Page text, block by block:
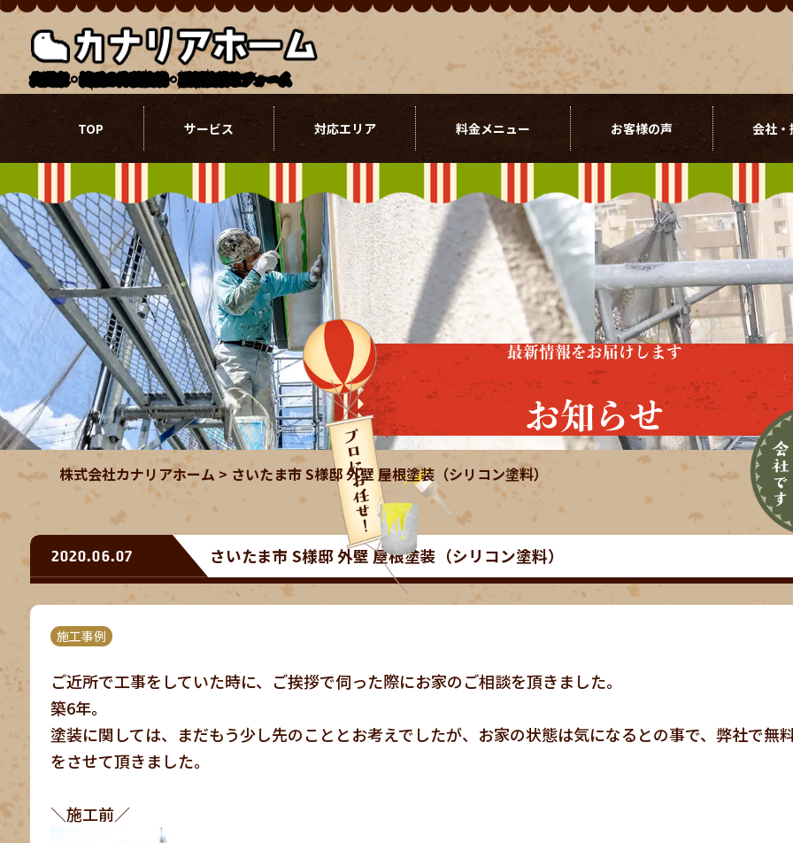
北関東・埼玉の外壁塗装・屋根塗装リフォーム
TOP サービス 対応エリア 料金メニュー お客様の声 会社
最新情報をお届けします
お知らせ
株式会社カナリアホーム > さいたま市 S様邸 外壁 屋根塗装（シリコン塗料）
2020.06.07 さいたま市 S様邸 外壁 屋根塗装（シリコン塗料）
施工事例
ご近所で工事をしていた時に、ご挨拶で伺った際にお家のご相談を頂きました。
築6年。
塗装に関しては、まだもう少し先のこととお考えでしたが、お家の状態は気になるとの事で、弊社で無
をさせて頂きました。
＼施工前／